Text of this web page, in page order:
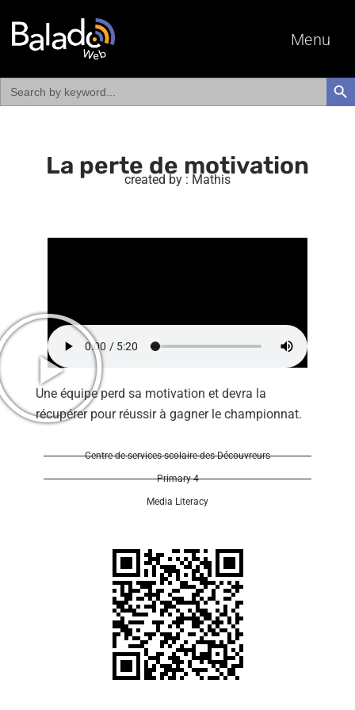
Menu
Search
for:
La perte de motivation
created by : Mathis
Une équipe perd sa motivation et devra la
récupérer pour réussir à gagner le championnat.
Centre de services scolaire des Découvreurs
Primary 4
Media Literacy